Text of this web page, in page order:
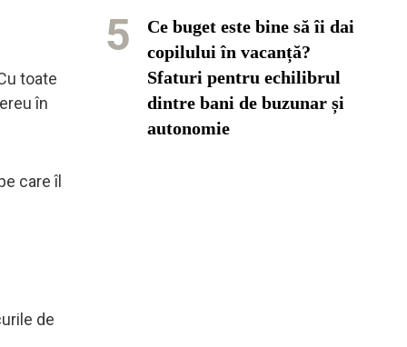
toate
în
care îl
de
5
Ce buget este bine să îi dai
copilului în vacanță?
Sfaturi pentru echilibrul
dintre bani de buzunar și
autonomie